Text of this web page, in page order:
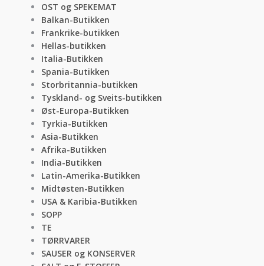
OST og SPEKEMAT
Balkan-Butikken
Frankrike-butikken
Hellas-butikken
Italia-Butikken
Spania-Butikken
Storbritannia-butikken
Tyskland- og Sveits-butikken
Øst-Europa-Butikken
Tyrkia-Butikken
Asia-Butikken
Afrika-Butikken
India-Butikken
Latin-Amerika-Butikken
Midtøsten-Butikken
USA & Karibia-Butikken
SOPP
TE
TØRRVARER
SAUSER og KONSERVER